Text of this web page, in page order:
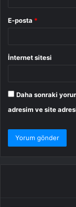
E-posta *
İnternet sitesi
Daha sonraki
adresim ve site